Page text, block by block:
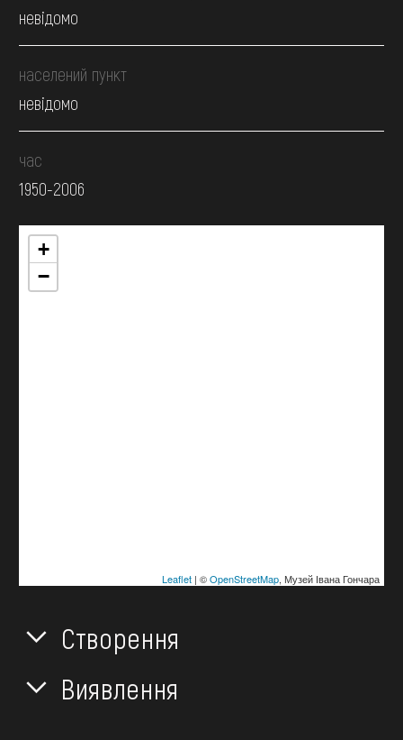
невідомо
населений пункт
невідомо
час
1950-2006
+
−
Leaflet| ©OpenStreetMap, Музей Івана Гончара
Створення
Виявлення